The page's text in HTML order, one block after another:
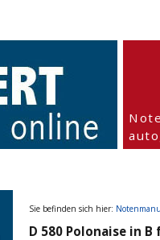
Sie befinden sich hier:
D 580 Polonaise in